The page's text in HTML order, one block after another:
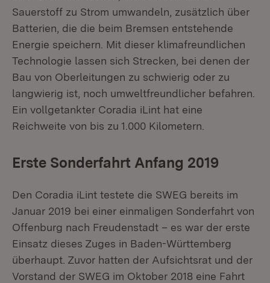
Sauerstoff zu Strom umwandeln, zusätzlich über
Batterien, die die beim Bremsen entstehende
Energie speichern. Mit dieser klimafreundlichen
Technologie lassen sich Strecken, bei denen der
Bau von Oberleitungen zu schwierig oder zu
langwierig ist, noch umweltfreundlicher befahren.
Ein vollgetankter Coradia iLint hat eine
Reichweite von bis zu 1.000 Kilometern.
Erste Sonderfahrt Anfang 2019
Den Coradia iLint testete die SWEG bereits im
Januar 2019 bei einer einmaligen Sonderfahrt von
Offenburg nach Freudenstadt – es war der erste
Einsatz dieses Zuges in Baden-Württemberg
überhaupt. Zuvor hatten der Aufsichtsrat und der
Vorstand der SWEG im Oktober 2018 eine Fahrt